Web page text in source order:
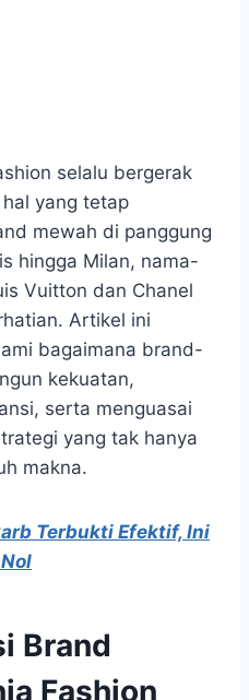
selalu bergerak
yang tetap
mewah di panggung
hingga Milan, nama-
Vuitton dan Chanel
Artikel ini
bagaimana brand-
kekuatan,
serta menguasai
yang tak hanya
makna.
Terbukti Efektif, Ini
Brand
Fashion